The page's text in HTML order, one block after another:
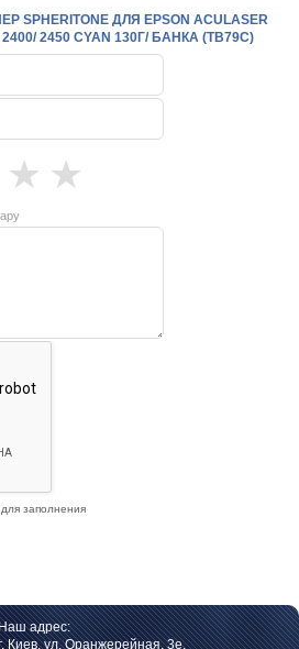
ДЛЯ EPSON ACULASER
2400/ 2450 CYAN 130Г/ БАНКА (TB79C)
★
★
заполнения
адрес:
Киев, ул. Оранжерейная, 3е,